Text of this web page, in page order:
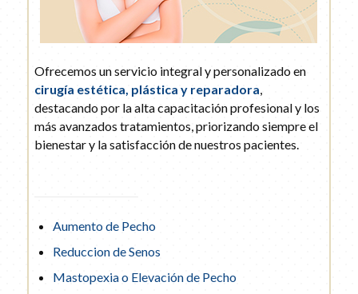
Ofrecemos un servicio integral y personalizado en
cirugía estética, plástica y reparadora,
destacando por la alta capacitación profesional y los
más avanzados tratamientos, priorizando siempre el
bienestar y la satisfacción de nuestros pacientes.
Aumento de Pecho
Reduccion de Senos
Mastopexia o Elevación de Pecho